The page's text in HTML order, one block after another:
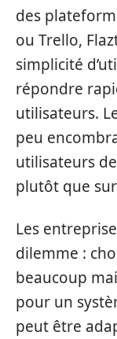
des
ou Trello,
simplicité
répondre
utilisateurs.
peu
utilisateurs
plutôt que
Les
dilemme :
beaucoup
pour un
peut être